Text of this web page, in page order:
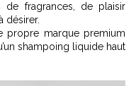
fragrances, de plaisir
désirer.
propre marque premium
shampoing liquide haut